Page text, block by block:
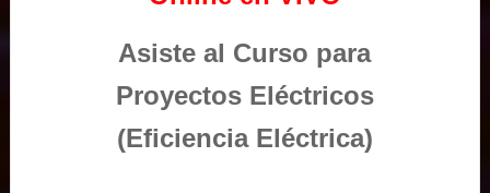
Asiste al Curso para
Proyectos Eléctricos
(Eficiencia Eléctrica)